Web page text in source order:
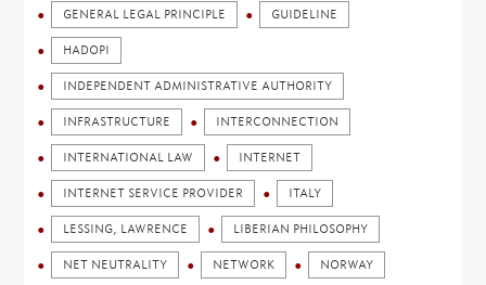
GENERAL LEGAL PRINCIPLE GUIDELINE
HADOPI
INDEPENDENT ADMINISTRATIVE AUTHORITY
INFRASTRUCTURE INTERCONNECTION
INTERNATIONAL LAW INTERNET
INTERNET SERVICE PROVIDER ITALY
LESSING, LAWRENCE LIBERIAN PHILOSOPHY
NET NEUTRALITY NETWORK NORWAY